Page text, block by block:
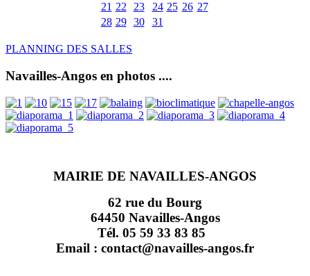
21 22 23 24 25 26 27
28 29 30 31
PLANNING DES SALLES
Navailles-Angos en photos ....
MAIRIE DE NAVAILLES-ANGOS
62 rue du Bourg
64450 Navailles-Angos
Tél. 05 59 33 83 85
Email : contact@navailles-angos.fr